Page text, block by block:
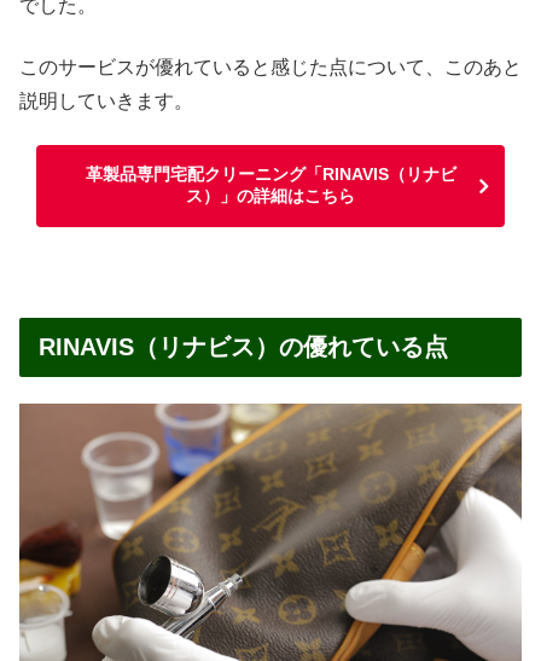
でした。
このサービスが優れていると感じた点について、このあと
説明していきます。
革製品専門宅配クリーニング「RINAVIS（リナビ
ス）」の詳細はこちら
RINAVIS（リナビス）の優れている点